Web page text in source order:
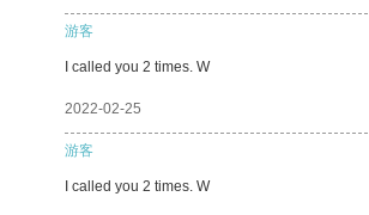
游客
I called you 2 times. W
2022-02-25
游客
I called you 2 times. W